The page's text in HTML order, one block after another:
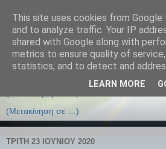
ΤΡΊΤΗ 23 ΙΟΥΝΊΟΥ 2020
This site uses cookies from
and to analyze traffic. Your IP
shared with Google along with
metrics to ensure quality of
statistics, and to detect and
LEARN MORE